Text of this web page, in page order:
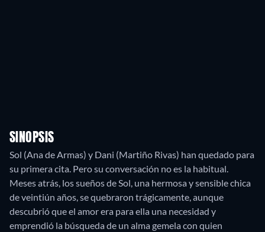
SINOPSIS
Sol (Ana de Armas) y Dani (Martiño Rivas) han quedado para
su primera cita. Pero su conversación no es la habitual.
Meses atrás, los sueños de Sol, una hermosa y sensible chica
de veintiún años, se quebraron trágicamente, aunque
descubrió que el amor era para ella una necesidad y
emprendió la búsqueda de un alma gemela con quien